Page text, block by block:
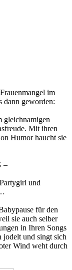
im
dann geworden:
gleichnamigen
Mit ihren
Humor haucht sie
–
und
für den
sie auch selber
in Ihren Songs
jodelt und singt sich
Wind weht durch